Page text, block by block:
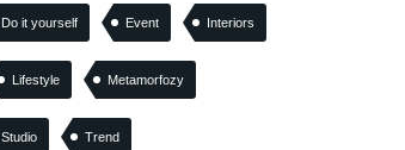
Do it yourself Event Interiors
Lifestyle Metamorfozy
Studio Trend